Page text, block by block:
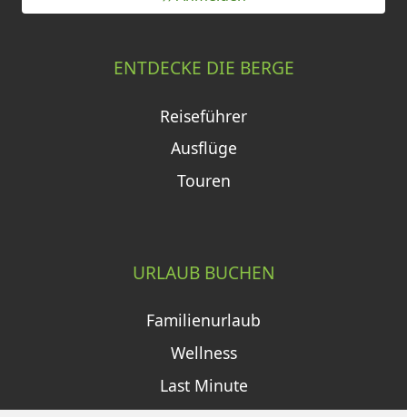
ENTDECKE DIE BERGE
Reiseführer
Ausflüge
Touren
URLAUB BUCHEN
Familienurlaub
Wellness
Last Minute